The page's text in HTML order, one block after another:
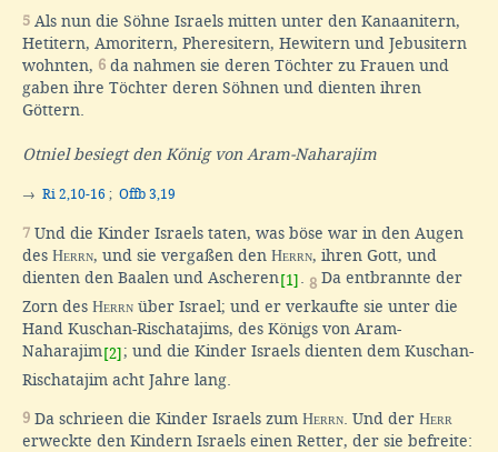
5 Als nun die Söhne Israels mitten unter den Kanaanitern,
Hetitern, Amoritern, Pheresitern, Hewitern und Jebusitern
wohnten, 6 da nahmen sie deren Töchter zu Frauen und
gaben ihre Töchter deren Söhnen und dienten ihren
Göttern.
Otniel besiegt den König von Aram-Naharajim
→ Ri 2,10-16 ; Offb 3,19
7 Und die Kinder Israels taten, was böse war in den Augen
des Herrn, und sie vergaßen den Herrn, ihren Gott, und
dienten den Baalen und Ascheren [1] 8 Da entbrannte der
Zorn des Herrn über Israel; und er verkaufte sie unter die
Hand Kuschan-Rischatajims, des Königs von Aram-
Naharajim [2] ; und die Kinder Israels dienten dem Kuschan-
Rischatajim acht Jahre lang.
9 Da schrieen die Kinder Israels zum Herrn . Und der Herr
erweckte den Kindern Israels einen Retter, der sie befreite: